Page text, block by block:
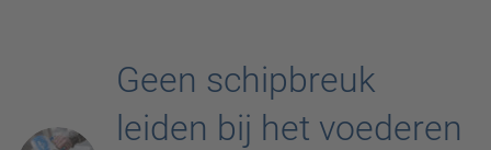
Geen schipbreuk
leiden bij het voederen